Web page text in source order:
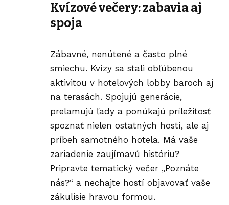
Kvízové večery: zabavia aj
spoja
Zábavné, nenútené a často plné
smiechu. Kvízy sa stali obľúbenou
aktivitou v hotelových lobby baroch aj
na terasách. Spojujú generácie,
prelamujú ľady a ponúkajú príležitosť
spoznať nielen ostatných hostí, ale aj
príbeh samotného hotela. Má vaše
zariadenie zaujímavú históriu?
Pripravte tematický večer „Poznáte
nás?“ a nechajte hostí objavovať vaše
zákulisie hravou formou.